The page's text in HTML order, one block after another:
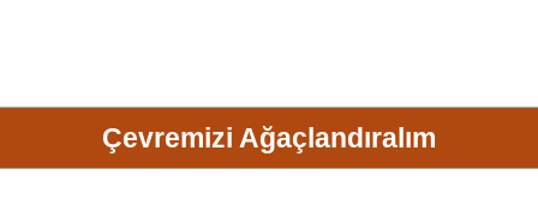
Çevremizi Ağaçlandıralım